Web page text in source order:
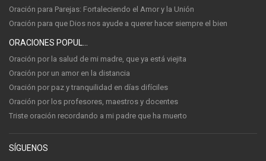
Oración para Parejas: Fortaleciendo el Amor y la Unión
Oración para que Dios nos ayude a querer hacer siempre el bien
Oración por la salud de mi madre, que ya está viejita
Oración por un amor en la distancia
Oración por paz y tranquilidad en días difíciles
Oración por los profesores, maestros y docentes
Triste oración recordando a mi padre que ha muerto
SÍGUENOS